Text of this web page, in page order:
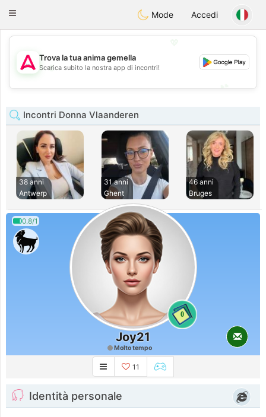
Tantôt
Toggle
Mode Accedi
💖
💕
Trova la tua anima gemella
Scarica subito la nostra app di incontri!
Incontri Donna Vlaanderen
38 anni
Antwerp
31 anni
Ghent
46 anni
Bruges
0.8/1
0
Joy21
Molto tempo
11
Identità personale